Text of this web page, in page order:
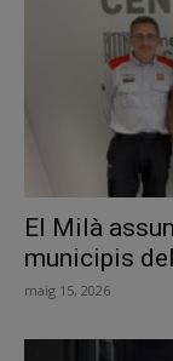
El Milà
municipis
maig 15, 2026